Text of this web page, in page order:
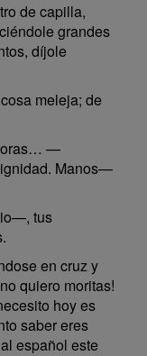
de capilla,
grandes
díjole
meleja; de
—
Manos—
tus
en cruz y
quiero moritas!
hoy es
saber eres
español este